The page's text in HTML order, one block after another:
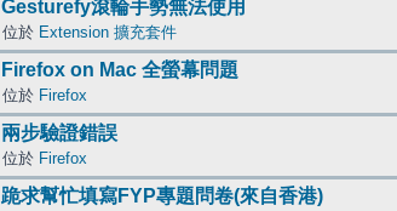
Gesturefy滾輪手勢無法使用
位於 Extension 擴充套件
Firefox on Mac 全螢幕問題
位於 Firefox
兩步驗證錯誤
位於 Firefox
跪求幫忙填寫FYP專題問卷(來自香港)